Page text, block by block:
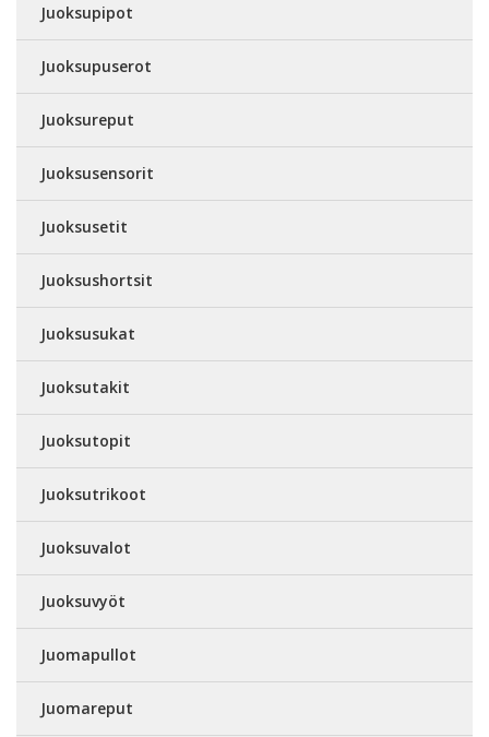
Juoksupipot
Juoksupuserot
Juoksureput
Juoksusensorit
Juoksusetit
Juoksushortsit
Juoksusukat
Juoksutakit
Juoksutopit
Juoksutrikoot
Juoksuvalot
Juoksuvyöt
Juomapullot
Juomareput